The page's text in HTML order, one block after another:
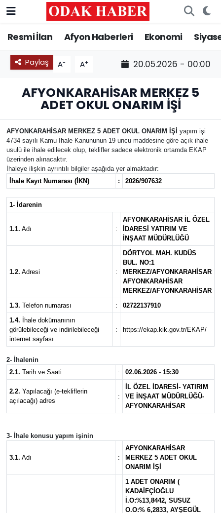
Resmi İlan Afyon Haberleri Ekonomi
Paylaş A- A+ 20.05.2026 - 00:00
AFYONKARAHİSAR MERKEZ 5
ADET OKUL ONARIM İŞİ
AFYONKARAHİSAR MERKEZ 5 ADET OKUL ONARIM İŞİ yapım işi
4734 sayılı Kamu İhale Kanununun 19 uncu maddesine göre açık ihale
usulü ile ihale edilecek olup, teklifler sadece elektronik ortamda EKAP
üzerinden alınacaktır.
İhaleye ilişkin ayrıntılı bilgiler aşağıda yer almaktadır:
İhale Kayıt Numarası (İKN)
: 2026/907632
1- İdarenin
1.1. Adı :
AFYONKARAHİSAR İL ÖZEL
İDARESİ YATIRIM VE
İNŞAAT MÜDÜRLÜĞÜ
1.2. Adresi :
DÖRTYOL MAH. KUDÜS
BUL. NO:1
MERKEZ/AFYONKARAHİSAR
AFYONKARAHİSAR
MERKEZ/AFYONKARAHİSAR
1.3. Telefon numarası :
02722137910
1.4. İhale dokümanının
görülebileceği ve indirilebileceği
internet sayfası
: https://ekap.kik.gov.tr/EKAP/
2- İhalenin
2.1. Tarih ve Saati : 02.06.2026 - 15:30
2.2. Yapılacağı (e-tekliflerin
açılacağı) adres
:
İL ÖZEL İDARESİ- YATIRIM
VE İNŞAAT MÜDÜRLÜĞÜ-
AFYONKARAHİSAR
3- İhale konusu yapım işinin
3.1. Adı :
AFYONKARAHİSAR
MERKEZ 5 ADET OKUL
ONARIM İŞİ
1 ADET ONARIM (
KADAİFÇİOĞLU
İ.O:%13,8442, SUSUZ
O.O:% 6,2833, AYŞEGÜL
AFYONKARAHİSAR HABERLERİ
Resmi İlan
ASAYİŞ
GÜNCEL
SİYASET
EĞİTİM
MAGAZİN
SAĞLIK
Nöbetçi Eczaneler
Hava Durumu
Trafik Durumu
Süper Lig Puan Durumu ve Fikstür
Tüm Manşetler
Son Dakika Haberleri
Haber Arşivi